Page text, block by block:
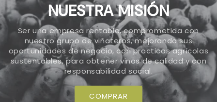
NUESTRA MISIÓN
Ser una empresa rentable, comprometida con
nuestro grupo de viñateros, mejorando sus
oportunidades de negocio, con practicas agrícolas
sustentables, para obtener vinos de calidad y con
responsabilidad social.
COMPRAR